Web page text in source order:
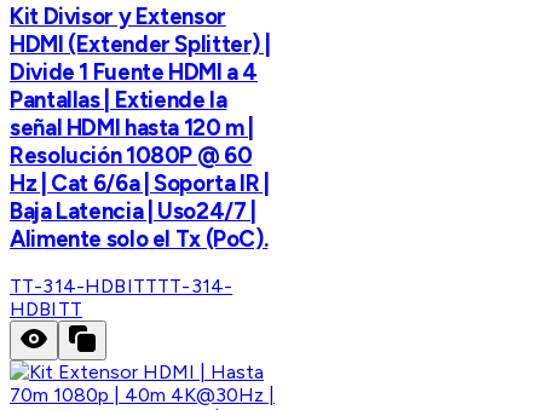
Kit Divisor y Extensor
HDMI (Extender Splitter) |
Divide 1 Fuente HDMI a 4
Pantallas | Extiende la
señal HDMI hasta 120 m |
Resolución 1080P @ 60
Hz | Cat 6/6a | Soporta IR |
Baja Latencia | Uso24/7 |
Alimente solo el Tx (PoC).
TT-314-HDBITTTT-314-
HDBITT